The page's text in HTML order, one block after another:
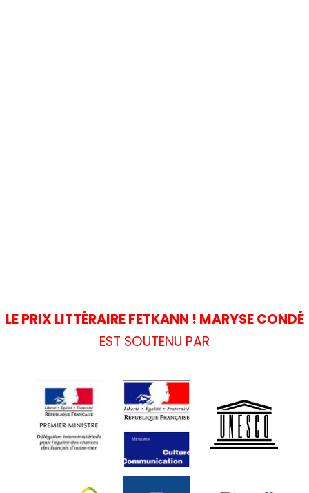
LE PRIX LITTÉRAIRE FETKANN ! MARYSE CONDÉ
EST SOUTENU PAR